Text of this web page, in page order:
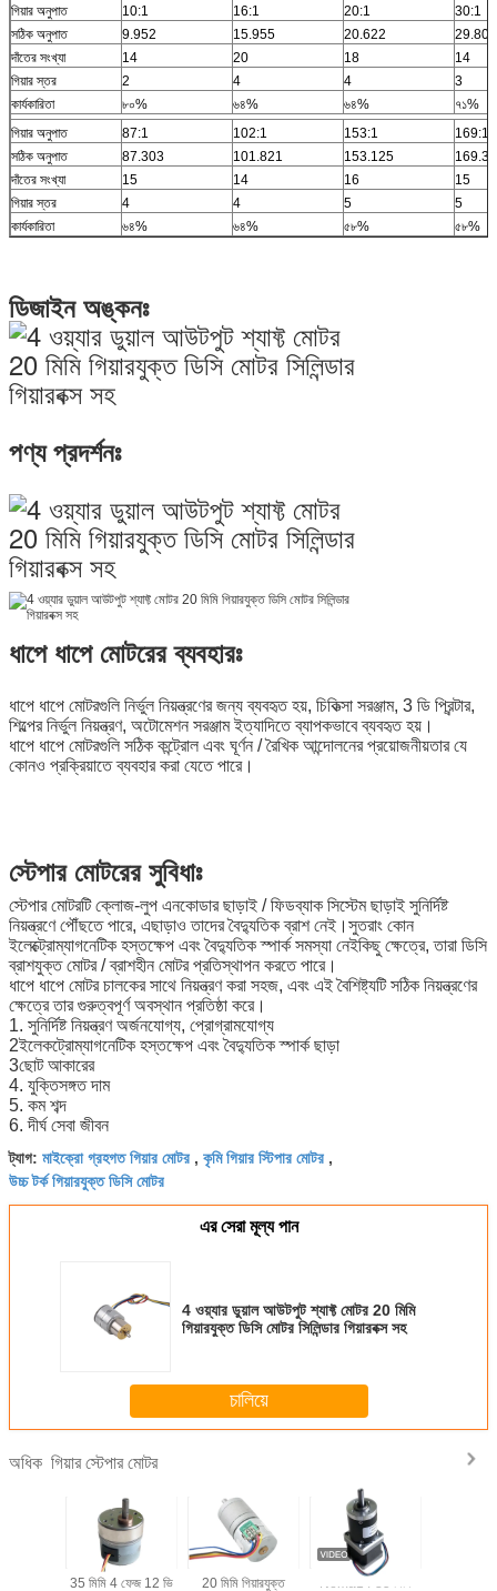
গিয়ার অনুপাত 10:1 16:1 20:1
30:1
সঠিক অনুপাত
9.952 15.955 20.622
29.806
দাঁতের সংখ্যা
14 20 18
14
গিয়ার স্তর
2 4 4
3
কার্যকারিতা
৮০% ৬৪% ৬৪%
৭১%
গিয়ার অনুপাত
87:1 102:1 153:1
169:1
সঠিক অনুপাত
87.303 101.821 153.125
দাঁতের সংখ্যা
15 14 16
15
গিয়ার স্তর
4 4 5
5
কার্যকারিতা
৬৪% ৬৪% ৫৮% ৫৮%
ডিজাইন অঙ্কনঃ
পণ্য প্রদর্শনঃ
ধাপে ধাপে মোটরের ব্যবহারঃ
ধাপে ধাপে মোটরগুলি নির্ভুল নিয়ন্ত্রণের জন্য ব্যবহৃত হয়, চিকিত্সা সরঞ্জাম, 3 ডি প্রিন্টার,
শিল্পের নির্ভুল নিয়ন্ত্রণ, অটোমেশন সরঞ্জাম ইত্যাদিতে ব্যাপকভাবে ব্যবহৃত হয়।
ধাপে ধাপে মোটরগুলি সঠিক কন্ট্রোল এবং ঘূর্ণন / রৈখিক আন্দোলনের প্রয়োজনীয়তার যে
কোনও প্রক্রিয়াতে ব্যবহার করা যেতে পারে।
স্টেপার মোটরের সুবিধাঃ
স্টেপার মোটরটি ক্লোজ-লুপ এনকোডার ছাড়াই / ফিডব্যাক সিস্টেম ছাড়াই সুনির্দিষ্ট
নিয়ন্ত্রণে পৌঁছতে পারে, এছাড়াও তাদের বৈদ্যুতিক ব্রাশ নেই।সুতরাং কোন
ইলেক্ট্রোম্যাগনেটিক হস্তক্ষেপ এবং বৈদ্যুতিক স্পার্ক সমস্যা নেইকিছু ক্ষেত্রে, তারা ডিসি
ব্রাশযুক্ত মোটর / ব্রাশহীন মোটর প্রতিস্থাপন করতে পারে।
ধাপে ধাপে মোটর চালকের সাথে নিয়ন্ত্রণ করা সহজ, এবং এই বৈশিষ্ট্যটি সঠিক নিয়ন্ত্রণের
ক্ষেত্রে তার গুরুত্বপূর্ণ অবস্থান প্রতিষ্ঠা করে।
1. সুনির্দিষ্ট নিয়ন্ত্রণ অর্জনযোগ্য, প্রোগ্রামযোগ্য
2ইলেকট্রোম্যাগনেটিক হস্তক্ষেপ এবং বৈদ্যুতিক স্পার্ক ছাড়া
3ছোট আকারের
4. যুক্তিসঙ্গত দাম
5. কম শব্দ
6. দীর্ঘ সেবা জীবন
ট্যাগ: মাইক্রো গ্রহগত গিয়ার মোটর , কৃমি গিয়ার স্টিপার মোটর ,
উচ্চ টর্ক গিয়ারযুক্ত ডিসি মোটর
এর সেরা মূল্য পান
4 ওয়্যার ডুয়াল আউটপুট শ্যাফ্ট মোটর 20 মিমি
গিয়ারযুক্ত ডিসি মোটর সিলিন্ডার গিয়ারবক্স সহ
চালিয়ে
অধিক গিয়ার স্টেপার মোটর
35 মিমি 4 ফেজ 12 ভি 20 মিমি গিয়ারযুক্ত Nema14 35 মিমি